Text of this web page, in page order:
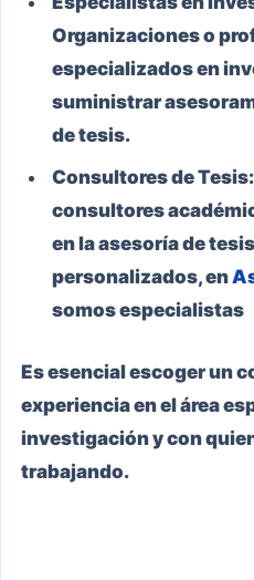
Organizaciones o
especializados en
suministrar
de tesis.
Consultores de Tesis:
consultores
en la asesoría de
personalizados, en
somos especialistas
Es esencial escoger un
experiencia en el área
investigación y con
trabajando.